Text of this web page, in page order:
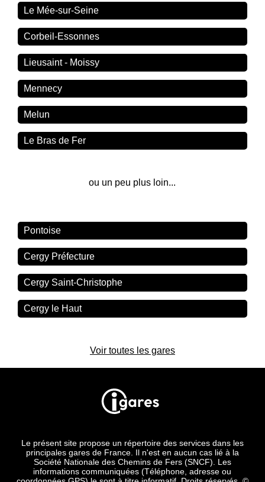
Le Mée-sur-Seine
Corbeil-Essonnes
Lieusaint - Moissy
Mennecy
Melun
Le Bras de Fer
ou un peu plus loin...
Pontoise
Cergy Préfecture
Cergy Saint-Christophe
Cergy le Haut
Voir toutes les gares
Le présent site propose un répertoire des services dans les
principales gares de France. Il n'est en aucun cas lié à la
Société Nationale des Chemins de Fers (SNCF). Les
informations communiquées (Téléphone, adresse ou